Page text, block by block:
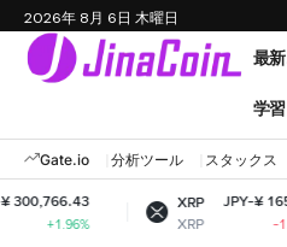
2026年 8月 6日 木曜日
最
学習
Gate.io 分析ツール スタックス
XRP
XRP
JPY-¥ 165.45
-1.19%